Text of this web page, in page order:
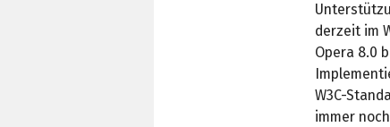
derzeit im
Opera 8.0
W3C-
immer